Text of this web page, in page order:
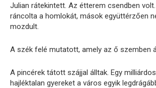
Julian rátekintett. Az étterem csendben
ráncolta a homlokát, mások együttérzően
mozdult.
A szék felé mutatott, amely az ő szemben
A pincérek tátott szájjal álltak. Egy
hajléktalan gyereket a város egyik